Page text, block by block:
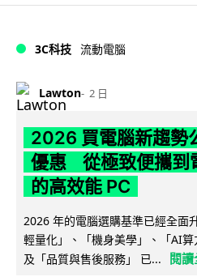
3C科技 流動電腦
Lawton 2 日
2026 買電腦新趨勢
優惠 從極致便攜到
的高效能 PC
2026 年的電腦選購基準已經全面
輕量化」、「機身美學」、「AI
及「品質與售後服務」 已...
閱